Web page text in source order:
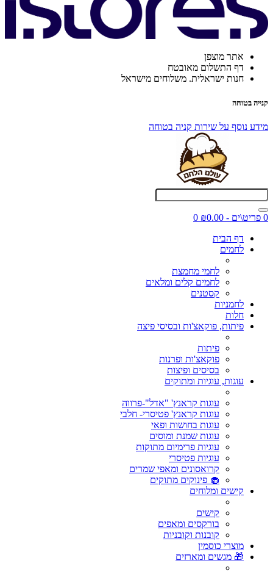
אתר מוצפן
דף התשלום מאובטח
חנות ישראלית. משלוחים מישראל
קנייה בטוחה
מידע נוסף על שירות קניה בטוחה
0 פריט\ים - ₪0.00
0
דף הבית
לחמים
לחמי מחמצת
לחמים קלים ומלאים
קסטנים
לחמניות
חלות
פיתות, פוקאצ'ות ובסיסי פיצה
פיתות
פוקאצ'ות ופרנות
בסיסים ופיצות
עוגות, עוגיות ומתוקים
עוגות קראנץ' "אדל"-פרווה
עוגות קראנץ' פטיסרי- חלבי
עוגות בחושות ופאי
עוגות שמנת ומוסים
עוגיות פרימיום מתוקות
עוגיות פטיסרי
קרואסונים ומאפי שמרים
🧁 פינוקים מתוקים
קישים ומלוחים
קישים
בורקסים ומאפים
קובנות וקובניות
מוצרי כוסמין
🎁 מגשים ומארזים